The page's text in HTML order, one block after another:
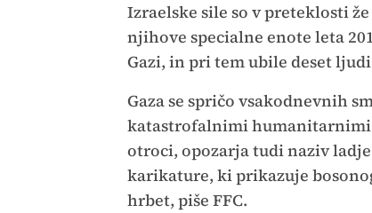
Izraelske sile so v preteklosti
njihove specialne enote leta
Gazi, in pri tem ubile deset
Gaza se spričo vsakodnevnih
katastrofalnimi
otroci, opozarja tudi naziv
karikature, ki prikazuje
hrbet, piše FFC.